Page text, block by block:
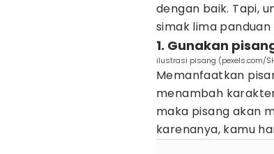
dengan baik. Tapi,
simak lima
1. Gunakan
ilustrasi pisang (pexels.com/
Memanfaatkan
menambah
maka pisang akan
karenanya, kamu